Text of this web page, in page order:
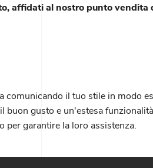
affidati al nostro punto vendita
il tuo stile in modo
gusto e un'estesa
per garantire la loro assistenza.